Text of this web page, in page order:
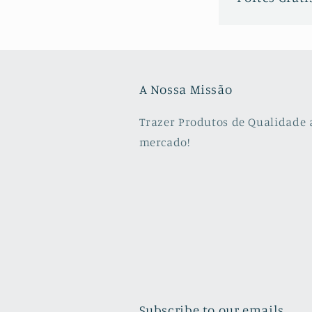
A Nossa Missão
Trazer Produtos de Qualidade
mercado!